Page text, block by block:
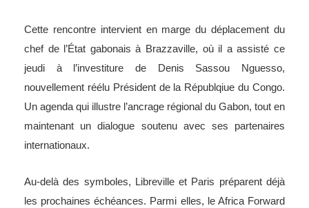
Cette rencontre intervient en marge du déplacement du
chef de l’État gabonais à Brazzaville, où il a assisté ce
jeudi à l’investiture de Denis Sassou Nguesso,
nouvellement réélu Président de la Républqiue du Congo.
Un agenda qui illustre l’ancrage régional du Gabon, tout en
maintenant un dialogue soutenu avec ses partenaires
internationaux.
Au-delà des symboles, Libreville et Paris préparent déjà
les prochaines échéances. Parmi elles, le Africa Forward